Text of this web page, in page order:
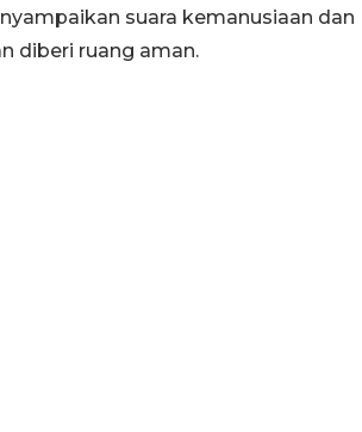
suara kemanusiaan dan
diberi ruang aman.